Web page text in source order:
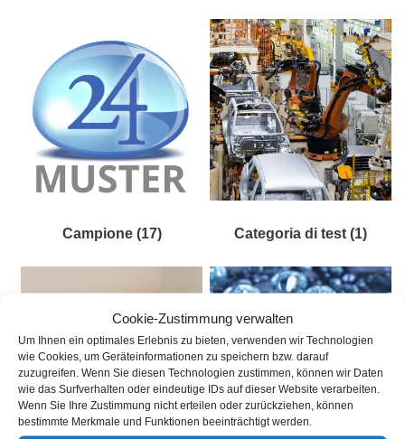
Cookie-Zustimmung verwalten
Um Ihnen ein optimales Erlebnis zu bieten, verwenden wir Technologien
wie Cookies, um Geräteinformationen zu speichern bzw. darauf
zuzugreifen. Wenn Sie diesen Technologien zustimmen, können wir Daten
wie das Surfverhalten oder eindeutige IDs auf dieser Website verarbeiten.
Wenn Sie Ihre Zustimmung nicht erteilen oder zurückziehen, können
bestimmte Merkmale und Funktionen beeinträchtigt werden.
Campione (17) Categoria di test (1)